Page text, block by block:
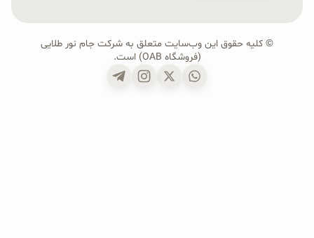
© کلیه حقوق این وب‌سایت متعلق به شرکت جام نور طلایی
(فروشگاه OAB) است.